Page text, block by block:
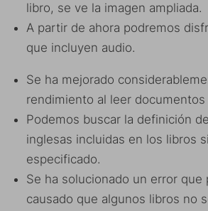
libro, se ve la imagen ampliada.
A partir de ahora podremos
que incluyen audio.
Se ha mejorado
rendimiento al leer documentos
Podemos buscar la definición
inglesas incluidas en los libros
especificado.
Se ha solucionado un error que
causado que algunos libros no